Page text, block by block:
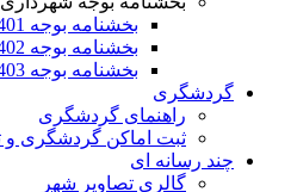
بخشنامه بوجه 1401 شهرداری ها
بخشنامه بوجه 1402 شهرداری ها
بخشنامه بوجه 1403 شهرداری ها
گردشگری
راهنمای گردشگری
ثبت اماکن گردشگری و
چند رسانه ای
گالری تصاویر شهر